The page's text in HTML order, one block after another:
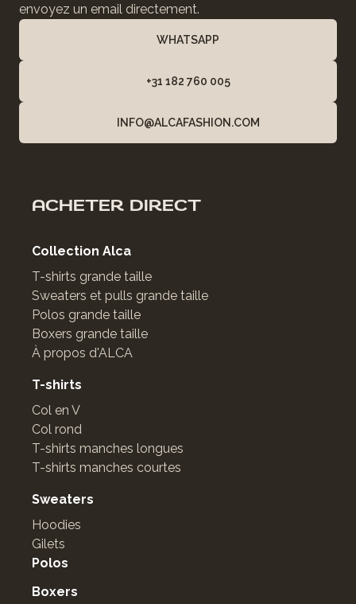
envoyez un email directement.
WHATSAPP
+31 182 760 005
INFO@ALCAFASHION.COM
ACHETER DIRECT
Collection Alca
T-shirts grande taille
Sweaters et pulls grande taille
Polos grande taille
Boxers grande taille
À propos d'ALCA
T-shirts
Col en V
Col rond
T-shirts manches longues
T-shirts manches courtes
Sweaters
Hoodies
Gilets
Polos
Boxers